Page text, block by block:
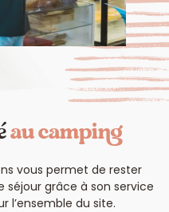
au camping
vous permet de rester
grâce à son service
l’ensemble du site.